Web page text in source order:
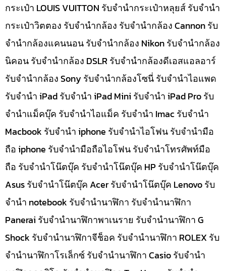
กระเป๋า LOUIS VUITTON รับจำนำกระเป๋าหลุยส์ รับจำนำ
กระเป๋าวิตตอง รับจำนำกล้อง รับจำนำกล้อง Cannon รับ
จำนำกล้องแคนนอน รับจำนำกล้อง Nikon รับจำนำกล้อง
นิคอน รับจำนำกล้อง DSLR รับจำนำกล้องดีเอสแอลอาร์
รับจำนำกล้อง Sony รับจำนำกล้องโซนี่ รับจำนำไอแพด
รับจำนำ iPad รับจำนำ iPad Mini รับจำนำ iPad Pro รับ
จำนำแม็คบุ๊ค รับจำนำไอแม็ค รับจำนำ Imac รับจำนำ
Macbook รับจำนำ iphone รับจำนำไอโฟน รับจำนำมือ
ถือ iphone รับจำนำมือถือไอโฟน รับจำนำโทรศัพท์มือ
ถือ รับจำนำโน๊ตบุ๊ค รับจำนำโน๊ตบุ๊ค HP รับจำนำโน๊ตบุ๊ค
Asus รับจำนำโน๊ตบุ๊ค Acer รับจำนำโน๊ตบุ๊ค Lenovo รับ
จำนำ notebook รับจำนำนาฬิกา รับจำนำนาฬิกา
Panerai รับจำนำนาฬิกาพาเนราย รับจำนำนาฬิกา G
Shock รับจำนำนาฬิกาจีช็อค รับจำนำนาฬิกา ROLEX รับ
จำนำนาฬิกาโรเล็กซ์ รับจำนำนาฬิกา Casio รับจำนำ